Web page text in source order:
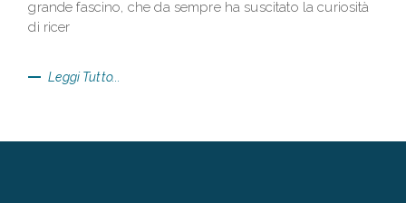
grande fascino, che da sempre ha suscitato la curiosità
di ricer
Leggi Tutto...